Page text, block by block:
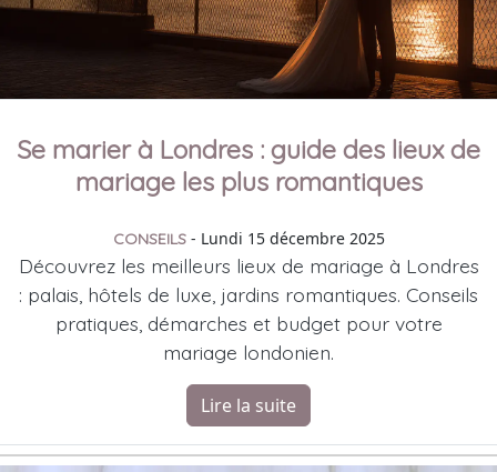
Se marier à Londres : guide des lieux de
mariage les plus romantiques
CONSEILS- Lundi 15 décembre 2025
Découvrez les meilleurs lieux de mariage à Londres
: palais, hôtels de luxe, jardins romantiques. Conseils
pratiques, démarches et budget pour votre
mariage londonien.
Lire la suite